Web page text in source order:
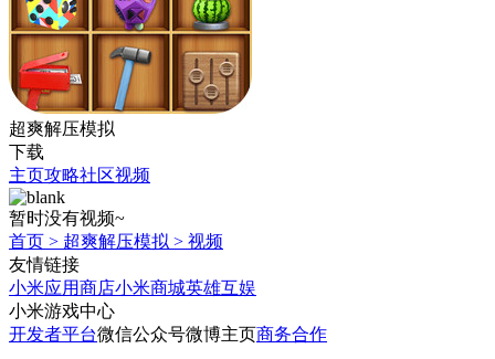
超爽解压模拟
下载
主页攻略社区视频
暂时没有视频~
首页 > 超爽解压模拟 > 视频
友情链接
小米应用商店小米商城英雄互娱
小米游戏中心
开发者平台微信公众号微博主页商务合作